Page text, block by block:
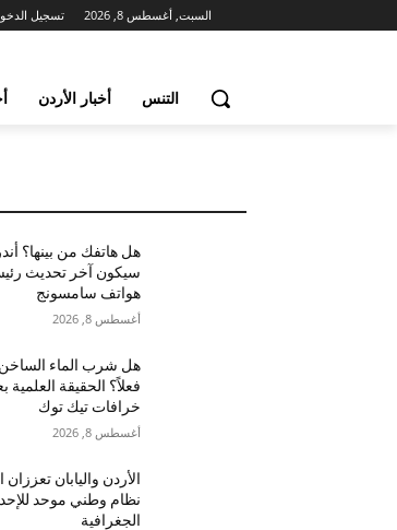
السبت, أغسطس 8, 2026 تسجيل
التنس أخبار الأردن
سيكون آخر تحديث
هواتف سامسونج
أغسطس 8, 2026
هل شرب الماء الساخن
فعلاً؟ الحقيقة العلمية
خرافات تيك توك
أغسطس 8, 2026
الأردن واليابان تعززان
نظام وطني موحد
الجغرافية